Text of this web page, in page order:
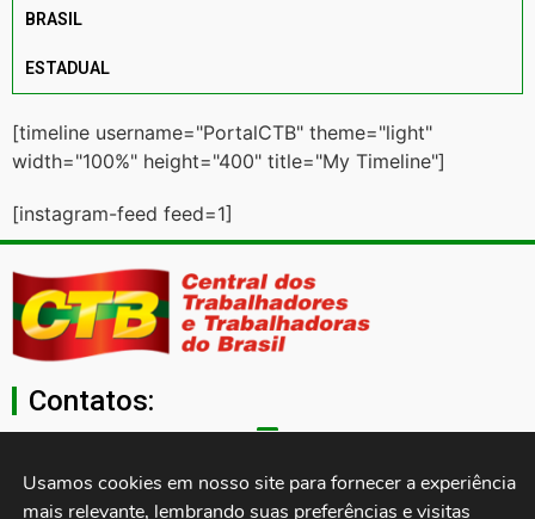
BRASIL
ESTADUAL
[timeline username="PortalCTB" theme="light"
width="100%" height="400" title="My Timeline"]
[instagram-feed feed=1]
Contatos:
Usamos cookies em nosso site para fornecer a experiência
mais relevante, lembrando suas preferências e visitas